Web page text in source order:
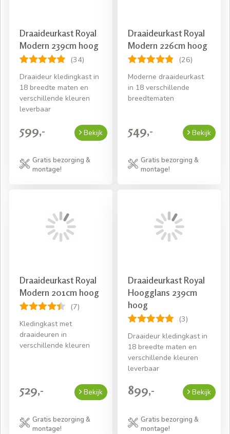
Draaideurkast Royal
Modern 239cm hoog
(34)
Draaideur kledingkast in
18 breedte maten en
verschillende kleuren
leverbaar
599,- Bekijk
Gratis bezorging &
montage!
Draaideurkast Royal
Modern 226cm hoog
(26)
Moderne draaideurkast
in 18 verschillende
breedtematen
549,- Bekijk
Gratis bezorging &
montage!
Draaideurkast Royal
Modern 201cm hoog
(7)
Kledingkast met
draaideuren in
verschillende kleuren
529,- Bekijk
Gratis bezorging &
montage!
Draaideurkast Royal
Hoogglans 239cm
hoog
(3)
Draaideur kledingkast in
18 breedte maten en
verschillende kleuren
leverbaar
899,- Bekijk
Gratis bezorging &
montage!